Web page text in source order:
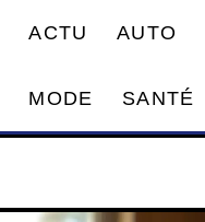
ACTU AUTO
MODE SANTÉ